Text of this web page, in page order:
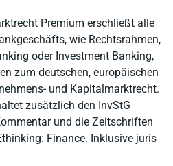
Premium erschließt alle
wie Rechtsrahmen,
oder Investment Banking,
zum deutschen, europäischen
und Kapitalmarktrecht.
zusätzlich den InvStG
und die Zeitschriften
Finance. Inklusive juris